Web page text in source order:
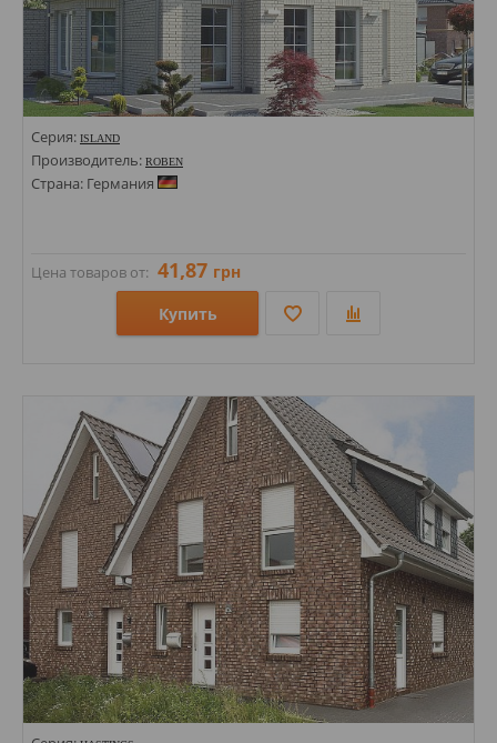
Серия: ISLAND
Производитель: ROBEN
Страна: Германия
Цена товаров от: 41,87 грн
Купить
Цвета: